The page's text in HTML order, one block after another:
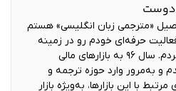
«مترجمی زبان انگلیسی» هستم
از سال ۹۰ فعالیت حرفه‌ای خودم رو در زمینه
ترجمه آغاز کردم. سال ۹۶ به بازارهای مالی
و به‌مرور وارد حوزه ترجمه و
با این بازارها، به‌ویژه بازار